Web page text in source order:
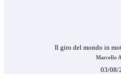
Il giro del mondo in
Marcello
03/08/